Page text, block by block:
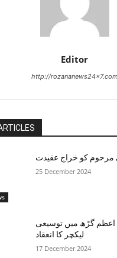
Editor
http://rozananews24x7.com
مرحوم کو خراج عقیدت
25 December 2024
اعظم گڑھ میں توسیعی
لیکچر کا انعقاد
17 December 2024